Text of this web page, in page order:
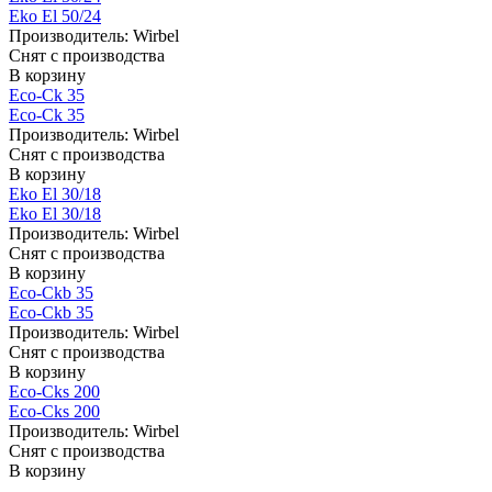
Eko El 50/24
Производитель: Wirbel
Снят с производства
В корзину
Eco-Ck 35
Eco-Ck 35
Производитель: Wirbel
Снят с производства
В корзину
Eko El 30/18
Eko El 30/18
Производитель: Wirbel
Снят с производства
В корзину
Eco-Ckb 35
Eco-Ckb 35
Производитель: Wirbel
Снят с производства
В корзину
Eco-Cks 200
Eco-Cks 200
Производитель: Wirbel
Снят с производства
В корзину